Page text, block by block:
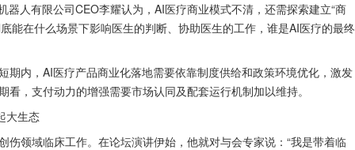
人有限公司CEO李耀认为，AI医疗商业模式不清，还需探索建立“商
能在什么场景下影响医生的判断、协助医生的工作，谁是AI医疗的最终
期内，AI医疗产品商业化落地需要依靠制度供给和政策环境优化，激发
，支付动力的增强需要市场认同及配套运行机制加以维持。
大生态
领域临床工作。在论坛演讲伊始，他就对与会专家说：“我是带着临